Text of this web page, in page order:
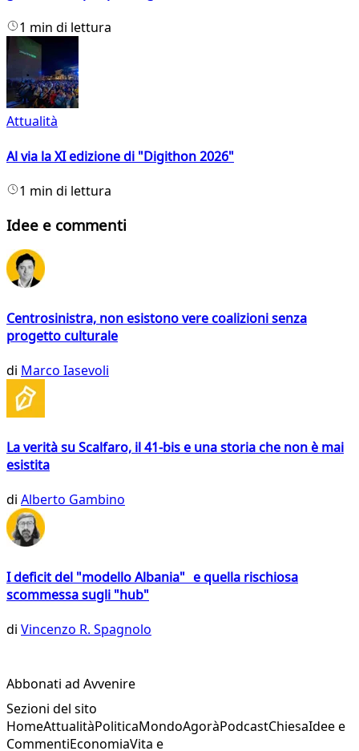
1 min di lettura
Attualità
Al via la XI edizione di "Digithon 2026"
1 min di lettura
Idee e commenti
Centrosinistra, non esistono vere coalizioni senza
progetto culturale
di Marco Iasevoli
La verità su Scalfaro, il 41-bis e una storia che non è mai
esistita
di Alberto Gambino
I deficit del "modello Albania" e quella rischiosa
scommessa sugli "hub"
di Vincenzo R. Spagnolo
Abbonati ad Avvenire
Sezioni del sito
HomeAttualitàPoliticaMondoAgoràPodcastChiesaIdee e
CommentiEconomiaVita e